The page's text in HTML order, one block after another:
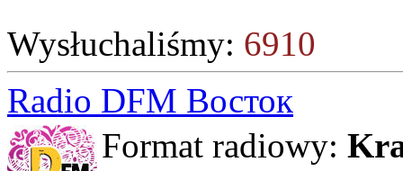
Wysłuchaliśmy: 6910
Radio DFM Восток
Format radiowy: